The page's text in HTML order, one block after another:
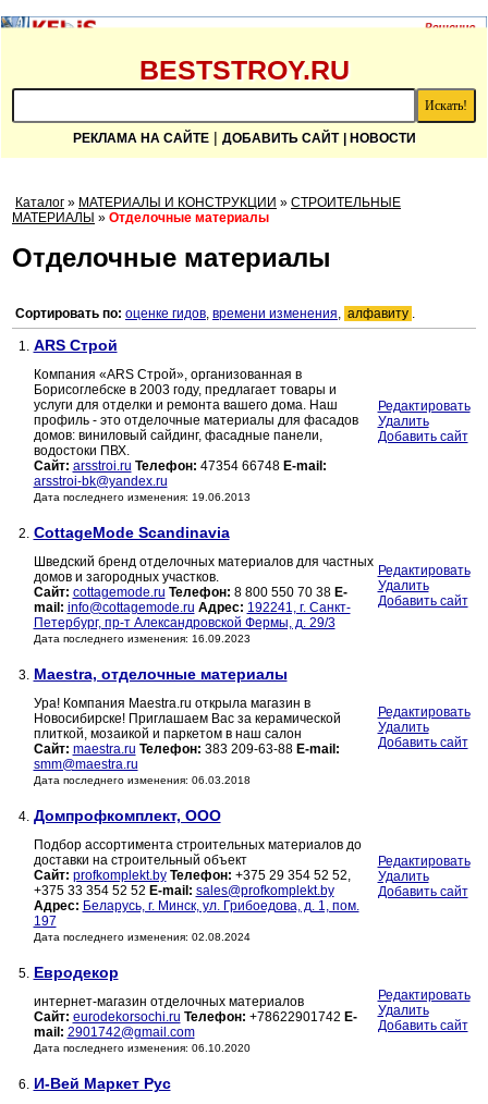
BESTSTROY.RU
РЕКЛАМА НА САЙТЕ| ДОБАВИТЬ САЙТ | НОВОСТИ
Каталог » МАТЕРИАЛЫ И КОНСТРУКЦИИ » СТРОИТЕЛЬНЫЕ
МАТЕРИАЛЫ » Отделочные материалы
Отделочные материалы
Сортировать по: оценке гидов, времени изменения, алфавиту .
1. ARS Строй
Компания «ARS Строй», организованная в
Борисоглебске в 2003 году, предлагает товары и
услуги для отделки и ремонта вашего дома. Наш
профиль - это отделочные материалы для фасадов
домов: виниловый сайдинг, фасадные панели,
водостоки ПВХ.
Сайт: arsstroi.ru Телефон: 47354 66748 E-mail:
arsstroi-bk@yandex.ru
Дата последнего изменения: 19.06.2013
Редактировать
Удалить
Добавить сайт
2. CottageMode Scandinavia
Шведский бренд отделочных материалов для частных
домов и загородных участков.
Сайт: cottagemode.ru Телефон: 8 800 550 70 38 E-
mail: info@cottagemode.ru Адрес: 192241, г. Санкт-
Петербург, пр-т Александровской Фермы, д. 29/3
Дата последнего изменения: 16.09.2023
Редактировать
Удалить
Добавить сайт
3. Maestra, отделочные материалы
Ура! Компания Maestra.ru открыла магазин в
Новосибирске! Приглашаем Вас за керамической
плиткой, мозаикой и паркетом в наш салон
Сайт: maestra.ru Телефон: 383 209-63-88 E-mail:
smm@maestra.ru
Дата последнего изменения: 06.03.2018
Редактировать
Удалить
Добавить сайт
4. Домпрофкомплект, ООО
Подбор ассортимента строительных материалов до
доставки на строительный объект
Сайт: profkomplekt.by Телефон: +375 29 354 52 52,
+375 33 354 52 52 E-mail: sales@profkomplekt.by
Адрес: Беларусь, г. Минск, ул. Грибоедова, д. 1, пом.
197
Дата последнего изменения: 02.08.2024
Редактировать
Удалить
Добавить сайт
5. Евродекор
интернет-магазин отделочных материалов
Сайт: eurodekorsochi.ru Телефон: +78622901742 E-
mail: 2901742@gmail.com
Дата последнего изменения: 06.10.2020
Редактировать
Удалить
Добавить сайт
6. И-Вей Маркет Рус